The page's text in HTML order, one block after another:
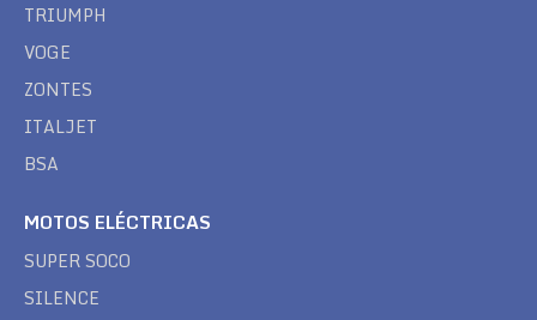
TRIUMPH
VOGE
ZONTES
ITALJET
BSA
MOTOS ELÉCTRICAS
SUPER SOCO
SILENCE